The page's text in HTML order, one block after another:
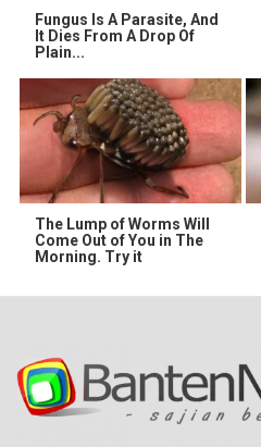
Fungus Is A Parasite, And
It Dies From A Drop Of
Plain...
The Lump of Worms Will
Come Out of You in The
Morning. Try it